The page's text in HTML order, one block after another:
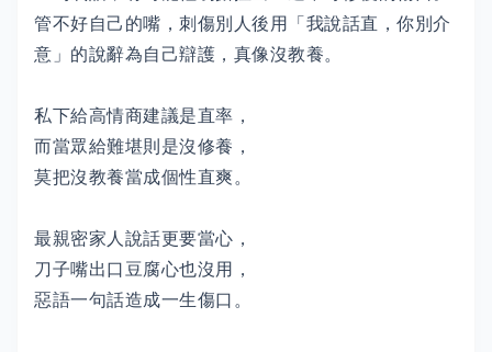
管不好自己的嘴，刺傷別人後用「我說話直，你別介
意」的說辭為自己辯護，真像沒教養。
私下給高情商建議是直率，
而當眾給難堪則是沒修養，
莫把沒教養當成個性直爽。
最親密家人說話更要當心，
刀子嘴出口豆腐心也沒用，
惡語一句話造成一生傷口。